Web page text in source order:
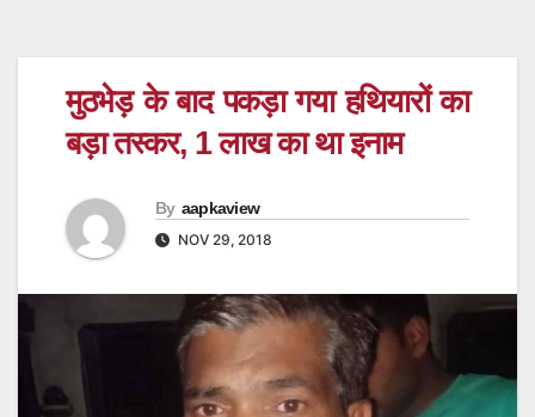
मुठभेड़ के बाद पकड़ा गया हथियारों का
बड़ा तस्कर, 1 लाख का था इनाम
By aapkaview
NOV 29, 2018